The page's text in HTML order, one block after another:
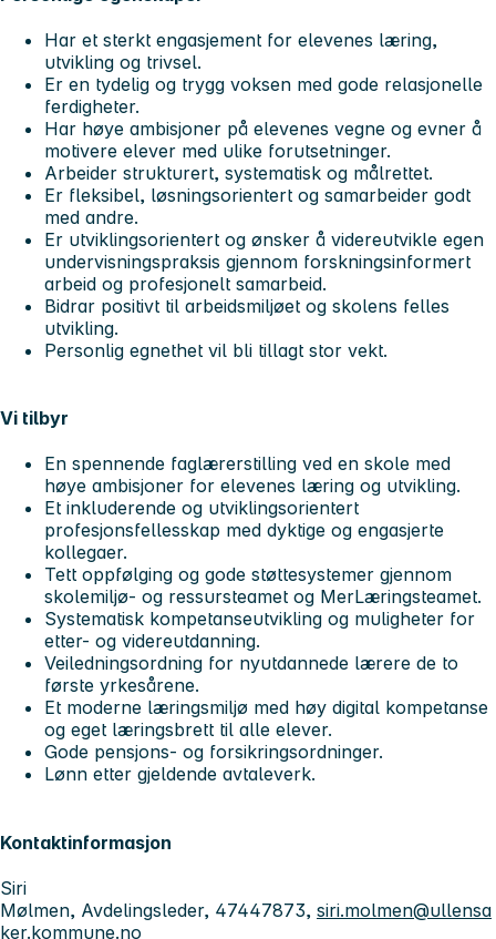
Har et sterkt engasjement for elevenes læring,
utvikling og trivsel.
Er en tydelig og trygg voksen med gode relasjonelle
ferdigheter.
Har høye ambisjoner på elevenes vegne og evner å
motivere elever med ulike forutsetninger.
Arbeider strukturert, systematisk og målrettet.
Er fleksibel, løsningsorientert og samarbeider godt
med andre.
Er utviklingsorientert og ønsker å videreutvikle egen
undervisningspraksis gjennom forskningsinformert
arbeid og profesjonelt samarbeid.
Bidrar positivt til arbeidsmiljøet og skolens felles
utvikling.
Personlig egnethet vil bli tillagt stor vekt.
Vi tilbyr
En spennende faglærerstilling ved en skole med
høye ambisjoner for elevenes læring og utvikling.
Et inkluderende og utviklingsorientert
profesjonsfellesskap med dyktige og engasjerte
kollegaer.
Tett oppfølging og gode støttesystemer gjennom
skolemiljø- og ressursteamet og MerLæringsteamet.
Systematisk kompetanseutvikling og muligheter for
etter- og videreutdanning.
Veiledningsordning for nyutdannede lærere de to
første yrkesårene.
Et moderne læringsmiljø med høy digital kompetanse
og eget læringsbrett til alle elever.
Gode pensjons- og forsikringsordninger.
Lønn etter gjeldende avtaleverk.
Kontaktinformasjon
Siri
Mølmen, Avdelingsleder, 47447873, siri.molmen@ullensa
ker.kommune.no